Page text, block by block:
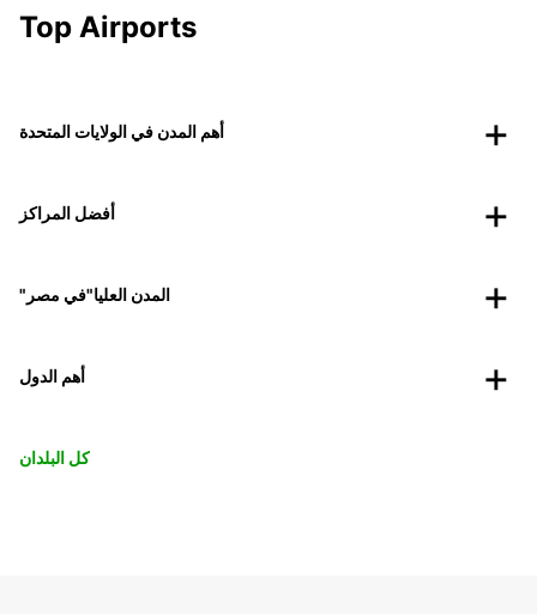
Top Airports
أهم المدن في الولايات المتحدة
أفضل المراكز
"المدن العليا"في مصر
أهم الدول
كل البلدان